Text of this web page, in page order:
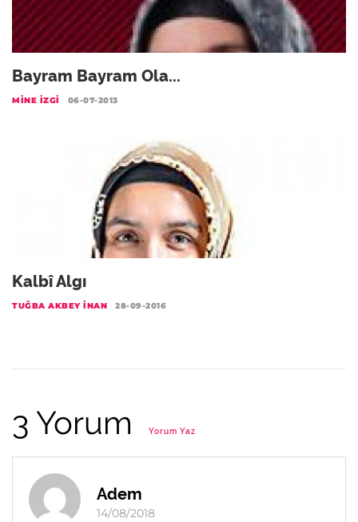
Bayram Bayram Ola...
MINE İZGI 06-07-2013
Kalbî Algı
TUĞBA AKBEY İNAN 28-09-2016
3 Yorum Yorum Yaz
Adem
14/08/2018